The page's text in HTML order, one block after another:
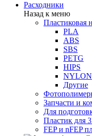
Расходники
Назад к меню
Пластиковая
PLA
ABS
SBS
PETG
HIPS
NYLON
Другие
Запчасти и
Для
Пластик для
FEP и nFEP